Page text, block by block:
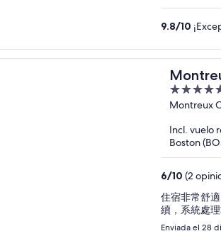
9.8/10
5
out
5
Montreux
Incl. vuelo
Boston
6/10 (2
住宿非常舒
續，系統處
Enviada el 28